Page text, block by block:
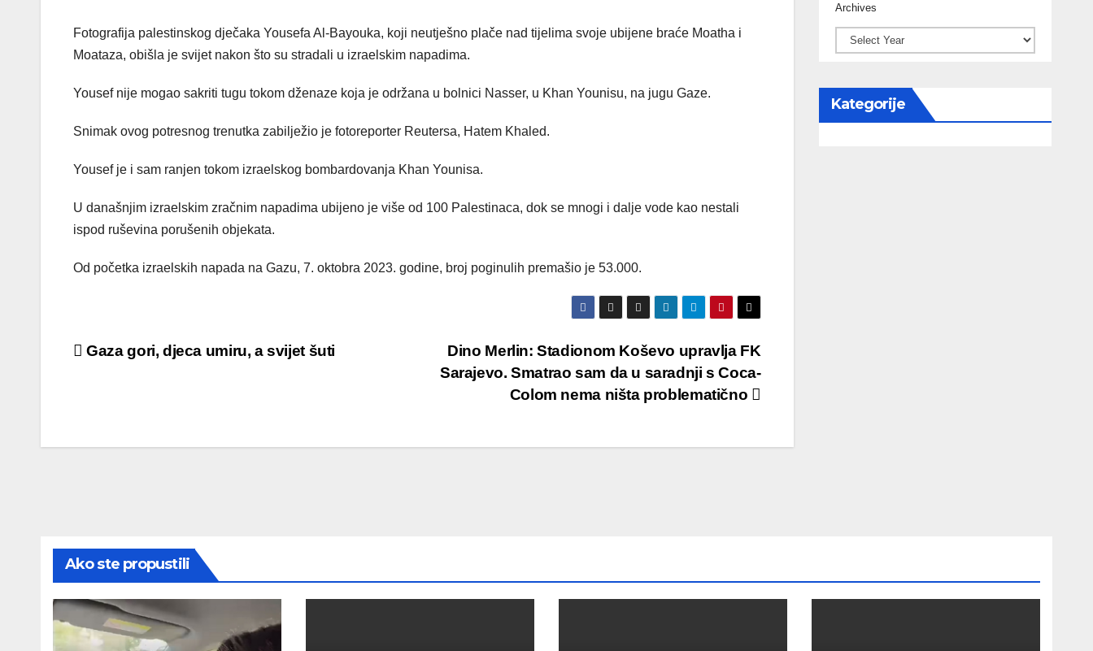
Fotografija palestinskog dječaka Yousefa Al-Bayouka, koji neutješno plače nad tijelima svoje ubijene braće Moatha i
Moataza, obišla je svijet nakon što su stradali u izraelskim napadima.
Yousef nije mogao sakriti tugu tokom dženaze koja je održana u bolnici Nasser, u Khan Younisu, na jugu Gaze.
Snimak ovog potresnog trenutka zabilježio je fotoreporter Reutersa, Hatem Khaled.
Yousef je i sam ranjen tokom izraelskog bombardovanja Khan Younisa.
U današnjim izraelskim zračnim napadima ubijeno je više od 100 Palestinaca, dok se mnogi i dalje vode kao nestali
ispod ruševina porušenih objekata.
Od početka izraelskih napada na Gazu, 7. oktobra 2023. godine, broj poginulih premašio je 53.000.
Post
Dino Merlin: Stadionom Koševo upravlja FK
Sarajevo. Smatrao sam da u saradnji s Coca-
Colom nema ništa problematično
Gaza gori, djeca umiru, a svijet šuti
Archives
Kategorije
Ako ste propustili